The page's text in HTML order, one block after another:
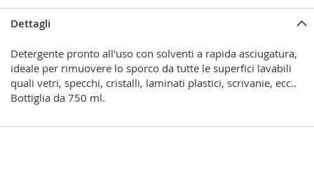
Dettagli
Detergente pronto all'uso con solventi a rapida asciugatura,
ideale per rimuovere lo sporco da tutte le superfici lavabili
quali vetri, specchi, cristalli, laminati plastici, scrivanie, ecc..
Bottiglia da 750 ml.